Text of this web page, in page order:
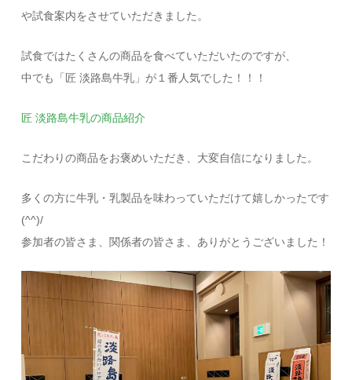
や試食案内をさせていただきました。
試食ではたくさんの商品を食べていただいたのですが、
中でも「匠 淡路島牛乳」が１番人気でした！！！
匠 淡路島牛乳の商品紹介
こだわりの商品をお褒めいただき、大変自信になりました。
多くの方に牛乳・乳製品を味わっていただけて嬉しかったです
(^^)/
参加者の皆さま、関係者の皆さま、ありがとうございました！